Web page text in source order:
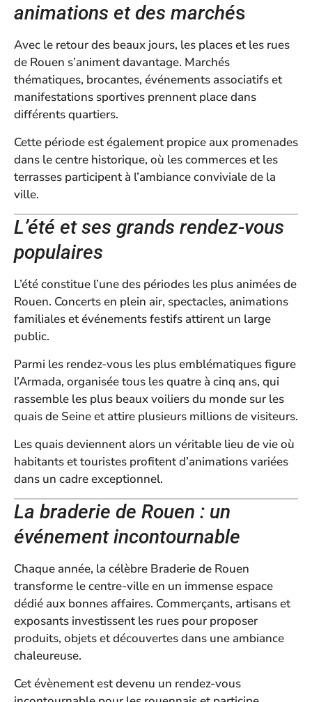
animations et des marchés
Avec le retour des beaux jours, les places et les rues
de Rouen s’animent davantage. Marchés
thématiques, brocantes, événements associatifs et
manifestations sportives prennent place dans
différents quartiers.
Cette période est également propice aux promenades
dans le centre historique, où les commerces et les
terrasses participent à l’ambiance conviviale de la
ville.
L’été et ses grands rendez-vous
populaires
L’été constitue l’une des périodes les plus animées de
Rouen. Concerts en plein air, spectacles, animations
familiales et événements festifs attirent un large
public.
Parmi les rendez-vous les plus emblématiques figure
l’Armada, organisée tous les quatre à cinq ans, qui
rassemble les plus beaux voiliers du monde sur les
quais de Seine et attire plusieurs millions de visiteurs.
Les quais deviennent alors un véritable lieu de vie où
habitants et touristes profitent d’animations variées
dans un cadre exceptionnel.
La braderie de Rouen : un
événement incontournable
Chaque année, la célèbre Braderie de Rouen
transforme le centre-ville en un immense espace
dédié aux bonnes affaires. Commerçants, artisans et
exposants investissent les rues pour proposer
produits, objets et découvertes dans une ambiance
chaleureuse.
Cet évènement est devenu un rendez-vous